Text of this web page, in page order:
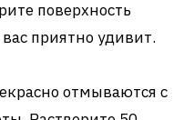
поверхность
приятно удивит.
отмываются с